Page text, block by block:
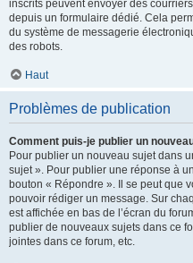
inscrits peuvent envoyer des
depuis un formulaire dédié. Cela
du système de messagerie
des robots.
Haut
Problèmes de publication
Comment puis-je publier un
Pour publier un nouveau sujet dans
sujet ». Pour publier une réponse à
bouton « Répondre ». Il se peut que
pouvoir rédiger un message. Sur
est affichée en bas de l’écran du
publier de nouveaux sujets dans ce
jointes dans ce forum, etc.